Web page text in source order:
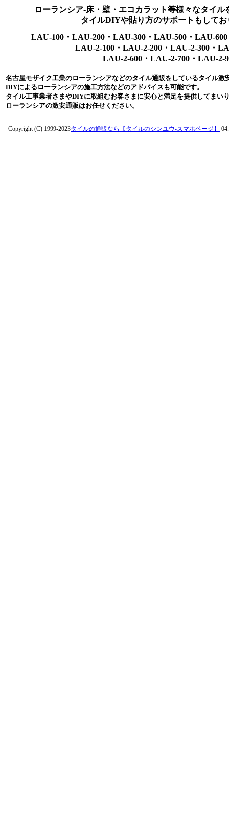
Copyright (C) 1999-2023タイルの通販なら【タイルのシンユウ-スマホページ】
名古屋モザイク工業のローランシアなどのタイル通販をしているタイル激
DIYによるローランシアの施工方法などのアドバイスも可能です。
タイル工事業者さまやDIYに取組むお客さまに安心と満足を提供してまい
ローランシアの激安通販はお任せください。
ローランシア-床・壁・エコカラット等様々なタイル
タイルDIYや貼り方のサポートもしてお
LAU-100・LAU-200・LAU-300・LAU-500・LAU-
LAU-2-100・LAU-2-200・LAU-2-300・
LAU-2-600・LAU-2-700・LAU-2-